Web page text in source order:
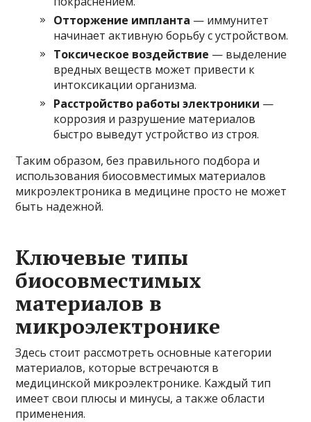
Отторжение импланта — иммунитет
начинает активную борьбу с устройством.
Токсическое воздействие — выделение
вредных веществ может привести к
интоксикации организма.
Расстройство работы электроники —
коррозия и разрушение материалов
быстро выведут устройство из строя.
Таким образом, без правильного подбора и
использования биосовместимых материалов
микроэлектроника в медицине просто не может
быть надежной.
Ключевые типы
биосовместимых
материалов в
микроэлектронике
Здесь стоит рассмотреть основные категории
материалов, которые встречаются в
медицинской микроэлектронике. Каждый тип
имеет свои плюсы и минусы, а также области
применения.